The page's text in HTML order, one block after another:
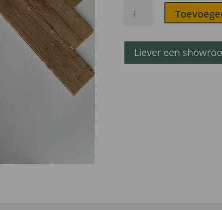
Liever een